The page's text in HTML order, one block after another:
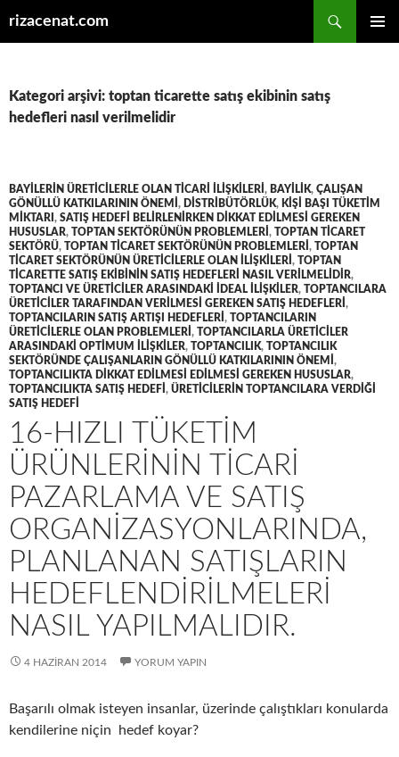
rizacenat.com
Kategori arşivi: toptan ticarette satış ekibinin satış
hedefleri nasıl verilmelidir
BAYILERIN ÜRETICILERLE OLAN TICARI ILIŞKILERI , BAYILIK, ÇALIŞAN
GÖNÜLLÜ KATKILARININ ÖNEMI , DISTRIBÜTÖRLÜK, KIŞI BAŞI TÜKETIM
MIKTARI , SATIŞ HEDEFI BELIRLENIRKEN DIKKAT EDILMESI GEREKEN
HUSUSLAR, TOPTAN SEKTÖRÜNÜN PROBLEMLERI , TOPTAN TICARET
SEKTÖRÜ, TOPTAN TICARET SEKTÖRÜNÜN PROBLEMLERI , TOPTAN
TICARET SEKTÖRÜNÜN ÜRETICILERLE OLAN ILIŞKILERI , TOPTAN
TICARETTE SATIŞ EKIBININ SATIŞ HEDEFLERI NASIL VERILMELIDIR,
TOPTANCI VE ÜRETICILER ARASINDAKI IDEAL ILIŞKILER, TOPTANCILARA
ÜRETICILER TARAFINDAN VERILMESI GEREKEN SATIŞ HEDEFLERI ,
TOPTANCILARIN SATIŞ ARTIŞI HEDEFLERI , TOPTANCILARIN
ÜRETICILERLE OLAN PROBLEMLERI , TOPTANCILARLA ÜRETICILER
ARASINDAKI OPTIMUM ILIŞKILER, TOPTANCILIK, TOPTANCILIK
SEKTÖRÜNDE ÇALIŞANLARIN GÖNÜLLÜ KATKILARININ ÖNEMI ,
TOPTANCILIKTA DIKKAT EDILMESI EDILMESI GEREKEN HUSUSLAR,
TOPTANCILIKTA SATIŞ HEDEFI , ÜRETICILERIN TOPTANCILARA VERDIĞI
SATIŞ HEDEFI
16-HIZLI TÜKETIM
ÜRÜNLERININ TICARI
PAZARLAMA VE SATIŞ
ORGANIZASYONLARINDA,
PLANLANAN SATIŞLARIN
HEDEFLENDIRILMELERI
NASIL YAPILMALIDIR.
4 HAZIRAN 2014 YORUM YAPIN
Başarılı olmak isteyen insanlar, üzerinde çalıştıkları konularda
kendilerine niçin hedef koyar?